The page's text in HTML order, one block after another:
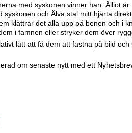
med syskonen vinner han. Älliot
syskonen och Älva stal mitt hjärta
klättrar det alla upp på benen och i
i famnen eller stryker dem över
lätt att få dem att fastna på bild
om senaste nytt med ett